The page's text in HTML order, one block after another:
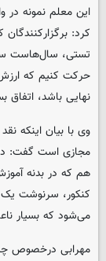
این معلم نمونه در
کرد:
تستی، سال‌هاست
حرکت کنیم که
نهایی باشد،
وی با بیان اینکه
مجازی است گفت:
هم که در بدنه
کنکور، سرنوشت یک
می‌شود که بسیار
مهرابی درخصوص